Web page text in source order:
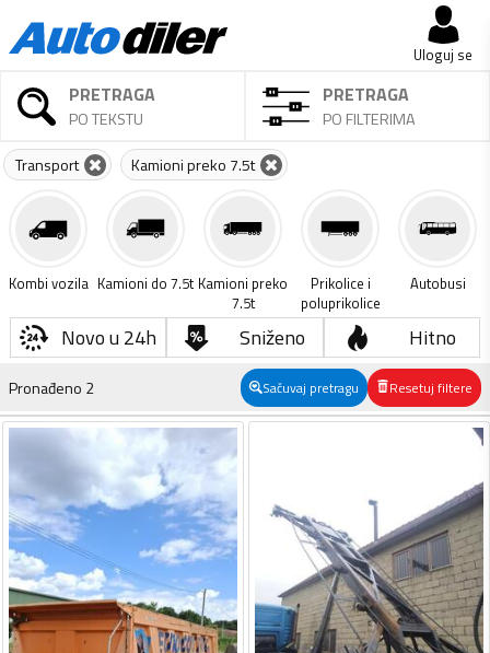
Uloguj se
PRETRAGA
PO TEKSTU
PRETRAGA
PO FILTERIMA
Transport Kamioni preko 7.5t
Kombi vozila Kamioni do 7.5t Kamioni preko
7.5t
Prikolice i
poluprikolice
Autobusi
Novo u 24h Sniženo Hitno
Pronađeno 2 Sačuvaj pretragu Resetuj filtere